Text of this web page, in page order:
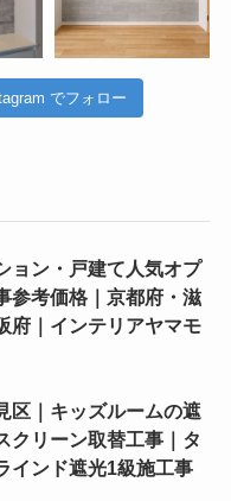
でフォロー
ョン・戸建て人気オプ
参考価格｜京都府・滋
府｜インテリアヤマモ
区｜キッズルームの遮
クリーン取替工事｜タ
インド遮光1級施工事